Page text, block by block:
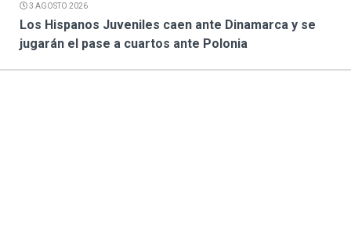
3 AGOSTO 2026
Los Hispanos Juveniles caen ante Dinamarca y se
jugarán el pase a cuartos ante Polonia